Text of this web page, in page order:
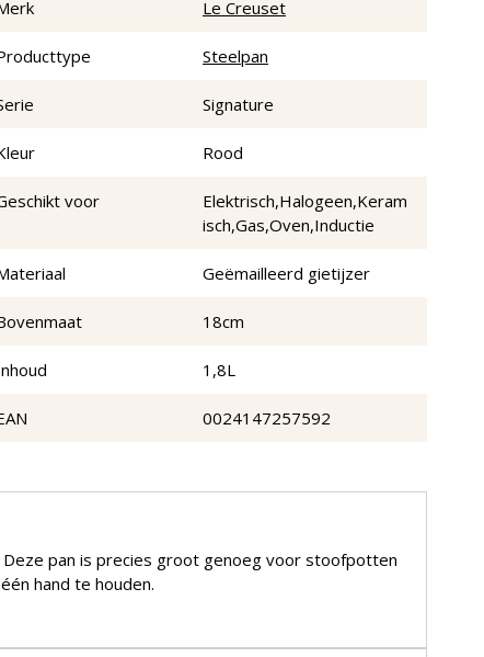
Le Creuset
Steelpan
Signature
Rood
voor
Elektrisch,Halogeen,Keram
isch,Gas,Oven,Inductie
Geëmailleerd gietijzer
18cm
1,8L
0024147257592
pan is precies groot genoeg voor stoofpotten
hand te houden.